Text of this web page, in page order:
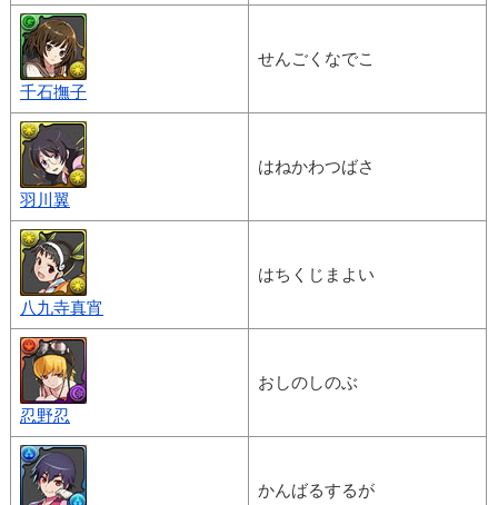
千石撫子
せんごくなでこ
羽川翼
はねかわつばさ
八九寺真宵
はちくじまよい
忍野忍
おしのしのぶ
かんばるするが